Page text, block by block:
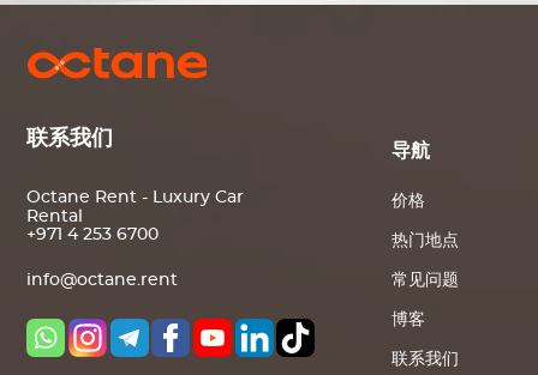
联系我们
Octane Rent - Luxury Car
Rental
+971 4 253 6700
info@octane.rent
导航
价格
热门地点
常见问题
博客
联系我们